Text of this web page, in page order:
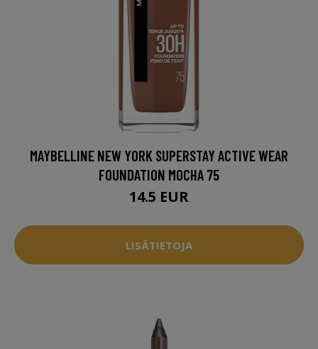
MAYBELLINE NEW YORK SUPERSTAY ACTIVE WEAR
FOUNDATION MOCHA 75
14.5 EUR
LISÄTIETOJA